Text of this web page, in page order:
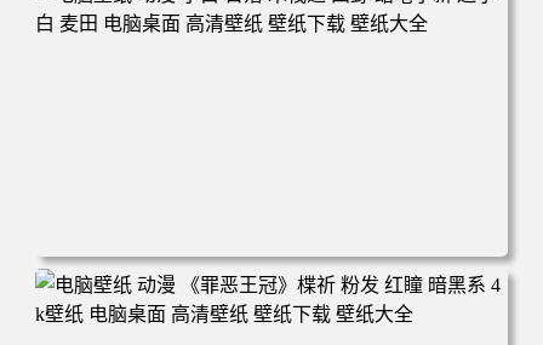
纸 壁纸下载 壁纸大全
电脑壁纸 动漫 小白 日落 木栈道 田野 蜡笔小新 遛小白 麦田
电脑桌面 高清壁纸 壁纸下载 壁纸大全